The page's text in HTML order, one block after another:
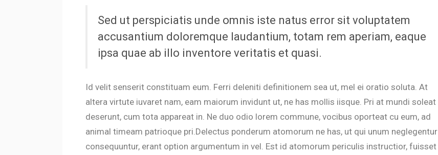
Sed ut perspiciatis unde omnis iste natus error sit voluptatem
accusantium doloremque laudantium, totam rem aperiam, eaque
ipsa quae ab illo inventore veritatis et quasi.
Id velit senserit constituam eum. Ferri deleniti definitionem sea ut, mel ei oratio soluta. At
altera virtute iuvaret nam, eam maiorum invidunt ut, ne has mollis iisque. Pri at mundi soleat
deserunt, cum tota appareat in. Ne duo odio lorem commune, vocibus oporteat cu eum, ad
animal timeam patrioque pri.Delectus ponderum atomorum ne has, ut qui unum neglegentur
consequuntur, erant option argumentum in vel. Est id atomorum periculis instructior, fuisset